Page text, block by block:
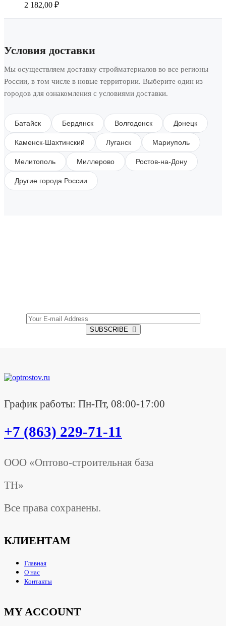
2 182,00 ₽
Условия доставки
Мы осуществляем доставку стройматериалов во все регионы
России, в том числе в новые территории. Выберите один из
городов для ознакомления с условиями доставки.
Батайск Бердянск Волгодонск Донецк
Каменск-Шахтинский Луганск Мариуполь
Мелитополь Миллерово Ростов-на-Дону
Другие города России
SUBSCRIBE
График работы: Пн-Пт, 08:00-17:00
+7 (863) 229-71-11
ООО «Оптово-строительная база
ТН»
Все права сохранены.
КЛИЕНТАМ
Главная
О нас
Контакты
MY ACCOUNT